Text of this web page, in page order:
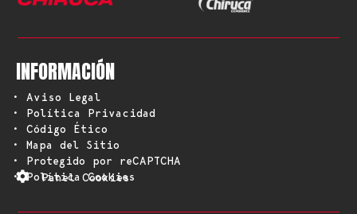
INFORMACIÓN
• Aviso Legal
• Política Privacidad
• Código Ético
• Mapa del Sitio
• Protegido por reCAPTCHA
• Política Cookies
Panel Cookies